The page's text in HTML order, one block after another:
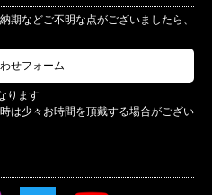
期などご不明な点がございましたら、
せフォーム
ります
は少々お時間を頂戴する場合がござい